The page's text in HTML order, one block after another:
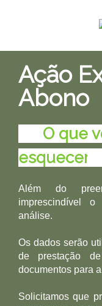
Ação
Abono
O que
esquecer
Além do
imprescindível
análise.
Os dados serão
de prestação
documentos para
Solicitamos que